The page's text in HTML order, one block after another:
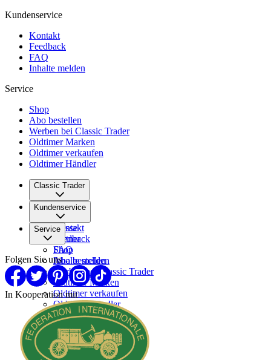
Kundenservice
Kontakt
Feedback
FAQ
Inhalte melden
Service
Shop
Abo bestellen
Werben bei Classic Trader
Oldtimer Marken
Oldtimer verkaufen
Oldtimer Händler
Classic Trader
Über uns
Karriere
Presse
Partner
Kundenservice
Kontakt
Feedback
FAQ
Inhalte melden
Service
Shop
Abo bestellen
Werben bei Classic Trader
Oldtimer Marken
Oldtimer verkaufen
Oldtimer Händler
Folgen Sie uns
In Kooperation mit